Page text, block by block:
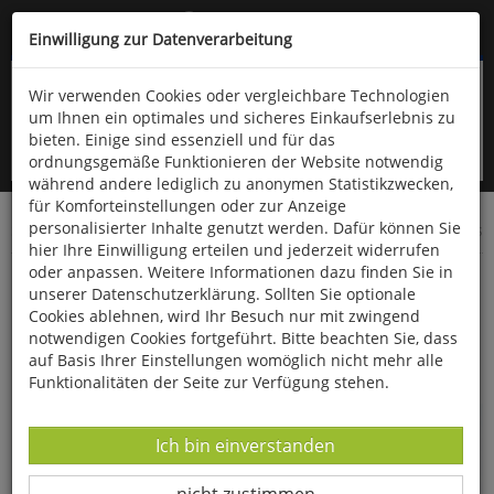
Kompletten Head der Seite überspringen
oder (06766) 9323-960
Startseite Technik & Freizeit Musik & Klang Musik-CDs
Ave Maria
Einwilligung zur Datenverarbeitung
Wir verwenden Cookies oder vergleichbare Technologien
um Ihnen ein optimales und sicheres Einkaufserlebnis zu
bieten. Einige sind essenziell und für das
ordnungsgemäße Funktionieren der Website notwendig
während andere lediglich zu anonymen Statistikzwecken,
für Komforteinstellungen oder zur Anzeige
personalisierter Inhalte genutzt werden. Dafür können Sie
hier Ihre Einwilligung erteilen und jederzeit widerrufen
oder anpassen. Weitere Informationen dazu finden Sie in
unserer Datenschutzerklärung. Sollten Sie optionale
Cookies ablehnen, wird Ihr Besuch nur mit zwingend
notwendigen Cookies fortgeführt. Bitte beachten Sie, dass
auf Basis Ihrer Einstellungen womöglich nicht mehr alle
Funktionalitäten der Seite zur Verfügung stehen.
Datenverarbeitung -
Ich bin einverstanden